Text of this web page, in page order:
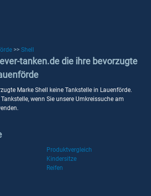
>> Shell
tanken.de die ihre bevorzugte
Marke Shell keine Tankstelle in Lauenförde.
wenn Sie unsere Umkreissuche am
Produktvergleich
Kindersitze
Reifen